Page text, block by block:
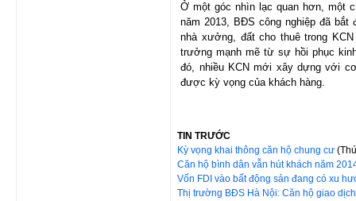
Ở một góc nhìn lạc quan hơn, một
năm 2013, BĐS công nghiệp đã bắt
nhà xưởng, đất cho thuê trong
trưởng mạnh mẽ từ sự hồi phục
đó, nhiều KCN mới xây dựng với
được kỳ vọng của khách hàng.
TIN TRƯỚC
Kỳ vọng khai thông căn hộ chung cư
Căn hộ bình dân vẫn hút khách năm
Vốn FDI vào bất động sản đang có xu
Thị trường BĐS Hà Nội: Căn hộ giao